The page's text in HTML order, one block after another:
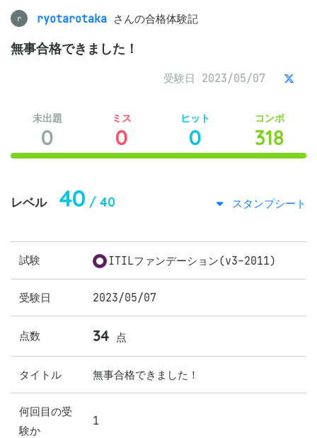
r ryotarotaka さんの合格体験記
無事合格できました！
受験日 2023/05/07
未出題
0
ミス
0
ヒット
0
コンボ
318
レベル 40 / 40 スタンプシート
試験 ITILファンデーション(v3-2011)
受験日 2023/05/07
点数 34 点
タイトル 無事合格できました！
何回目の受
験か
1